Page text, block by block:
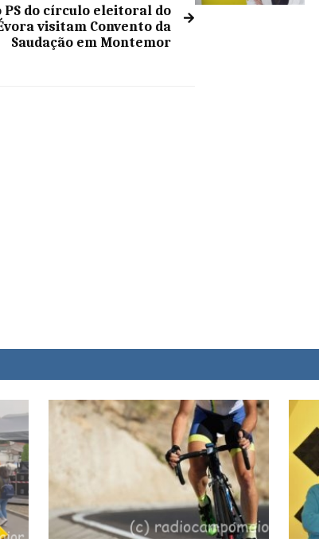
PS do círculo eleitoral do
visitam Convento da
Saudação em Montemor